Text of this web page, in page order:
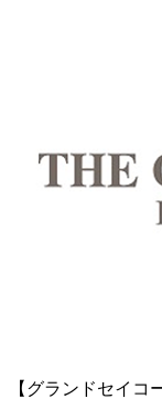
【グランドセイコ